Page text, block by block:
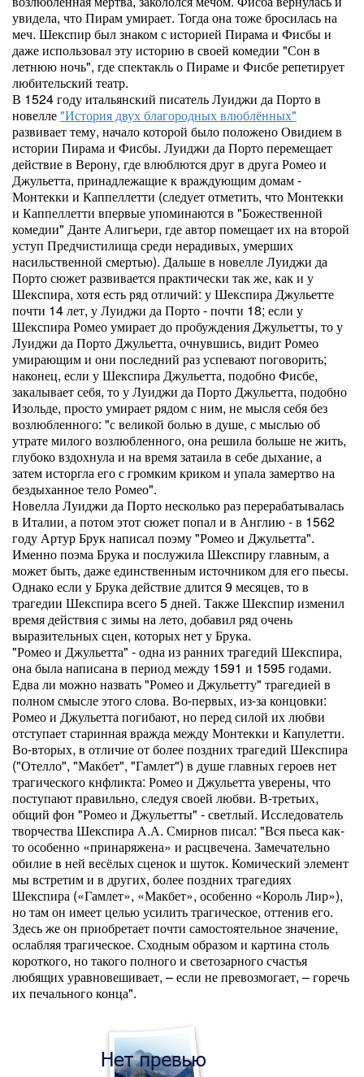
увидела, что Пирам умирает. Тогда она тоже бросилась на
меч. Шекспир был знаком с историей Пирама и Фисбы и
даже использовал эту историю в своей комедии "Сон в
летнюю ночь", где спектакль о Пираме и Фисбе репетирует
любительский театр.
В 1524 году итальянский писатель Луиджи да Порто в
новелле"История двух благородных влюблённых"
развивает тему, начало которой было положено Овидием в
истории Пирама и Фисбы. Луиджи да Порто перемещает
действие в Верону, где влюблются друг в друга Ромео и
Джульетта, принадлежащие к враждующим домам -
Монтекки и Каппеллетти (следует отметить, что Монтекки
и Каппеллетти впервые упоминаются в "Божественной
комедии" Данте Алигьери, где автор помещает их на второй
уступ Предчистилища среди нерадивых, умерших
насильственной смертью). Дальше в новелле Луиджи да
Порто сюжет развивается практически так же, как и у
Шекспира, хотя есть ряд отличий: у Шекспира Джульетте
почти 14 лет, у Луиджи да Порто - почти 18; если у
Шекспира Ромео умирает до пробуждения Джульетты, то у
Луиджи да Порто Джульетта, очнувшись, видит Ромео
умирающим и они последний раз успевают поговорить;
наконец, если у Шекспира Джульетта, подобно Фисбе,
закалывает себя, то у Луиджи да Порто Джульетта, подобно
Изольде, просто умирает рядом с ним, не мысля себя без
возлюбленного: "с великой болью в душе, с мыслью об
утрате милого возлюбленного, она решила больше не жить,
глубоко вздохнула и на время затаила в себе дыхание, а
затем исторгла его с громким криком и упала замертво на
бездыханное тело Ромео".
Новелла Луиджи да Порто несколько раз перерабатывалась
в Италии, а потом этот сюжет попал и в Англию - в 1562
году Артур Брук написал поэму "Ромео и Джульетта".
Именно поэма Брука и послужила Шекспиру главным, а
может быть, даже единственным источником для его пьесы.
Однако если у Брука действие длится 9 месяцев, то в
трагедии Шекспира всего 5 дней. Также Шекспир изменил
время действия с зимы на лето, добавил ряд очень
выразительных сцен, которых нет у Брука.
"Ромео и Джульетта" - одна из ранних трагедий Шекспира,
она была написана в период между 1591 и 1595 годами.
Едва ли можно назвать "Ромео и Джульетту" трагедией в
полном смысле этого слова. Во-первых, из-за концовки:
Ромео и Джульетта погибают, но перед силой их любви
отступает старинная вражда между Монтекки и Капулетти.
Во-вторых, в отличие от более поздних трагедий Шекспира
("Отелло", "Макбет", "Гамлет") в душе главных героев нет
трагического кнфликта: Ромео и Джульетта уверены, что
поступают правильно, следуя своей любви. В-третьих,
общий фон "Ромео и Джульетты" - светлый. Исследователь
творчества Шекспира А.А. Смирнов писал: "Вся пьеса как-
то особенно «принаряжена» и расцвечена. Замечательно
обилие в ней весёлых сценок и шуток. Комический элемент
мы встретим и в других, более поздних трагедиях
Шекспира («Гамлет», «Макбет», особенно «Король Лир»),
но там он имеет целью усилить трагическое, оттенив его.
Здесь же он приобретает почти самостоятельное значение,
ослабляя трагическое. Сходным образом и картина столь
короткого, но такого полного и светозарного счастья
любящих уравновешивает, – если не превозмогает, – горечь
их печального конца".